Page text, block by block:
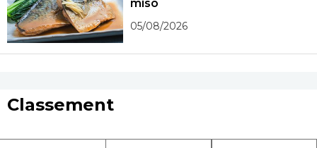
miso
05/08/2026
Classement